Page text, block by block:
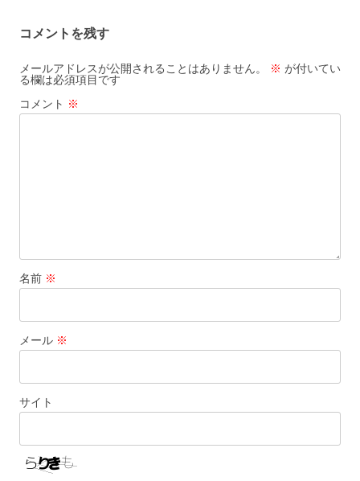
コメントを残す
メールアドレスが公開されることはありません。 ※ が付いてい
る欄は必須項目です
コメント ※
名前 ※
メール ※
サイト